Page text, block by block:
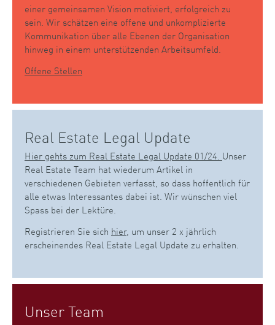
einer gemeinsamen Vision motiviert, erfolgreich zu
sein. Wir schätzen eine offene und unkomplizierte
Kommunikation über alle Ebenen der Organisation
hinweg in einem unterstützenden Arbeitsumfeld.
Offene Stellen
Real Estate Legal Update
Hier gehts zum Real Estate Legal Update 01/24. Unser
Real Estate Team hat wiederum Artikel in
verschiedenen Gebieten verfasst, so dass hoffentlich für
alle etwas Interessantes dabei ist. Wir wünschen viel
Spass bei der Lektüre.
Registrieren Sie sich hier, um unser 2 x jährlich
erscheinendes Real Estate Legal Update zu erhalten.
Unser Team